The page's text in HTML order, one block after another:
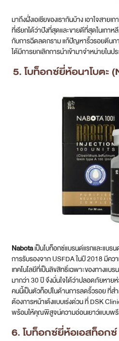
มาถึงฝั่งเอเชียของเรากันบ้าง เอาใจสายเ
ที่เรียกได้ว่าปังที่สุดและขายดีที่สุดในเกา
กับการฉีดลดกราม แก้ปัญหาริ้วรอยตีนก
ได้มีการยกเลิกการนำเข้ามาจำหน่ายในปร
5. โบท็อกซ์ยี่ห้อนาโบตะ
Nabotaเป็นโบท็อกซ์แบรนด์แรกและแบร
การรับรองจาก USFDA ในปี 2018 มีค
เทคโนโลยีที่เป็นลิขสิทธิ์เฉพาะของทางแ
มากว่า 30 ปี จึงมั่นใจได้ว่าปลอดภัยหาย
คนนี้เป็นตัวท็อปในด้านการลดริ้วรอย ที่ส
ต้องการหน้าเด้งแบบเร่งด่วน ที่ DSK
พร้อมให้คุณพิสูจน์ความอ่อนเยาว์แบบพรี
6. โบท็อกซ์ยี่ห้อเอสท็อก